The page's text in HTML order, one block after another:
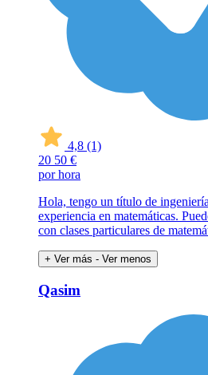
4,8 (1)
20 50 €
por hora
Hola, tengo un título de
experiencia en matemáticas.
con clases particulares de
+ Ver más - Ver menos
Qasim